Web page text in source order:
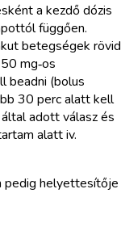
a kezdő dózis
függően.
betegségek rövid
mg‑os
beadni (bolus
30 perc alatt kell
adott válasz és
alatt iv.
pedig helyettesítője